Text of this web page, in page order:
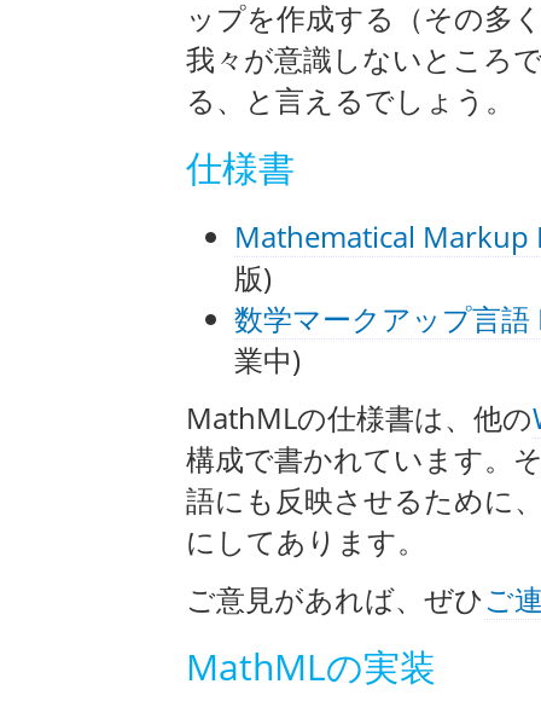
ップを作成する（その多
我々が意識しないところ
る、と言えるでしょう。
仕様書
Mathematical Markup
版)
数学マークアップ言
業中)
MathMLの仕様書は、他の
構成で書かれています。
語にも反映させるために
にしてあります。
ご意見があれば、ぜひご
MathMLの実装